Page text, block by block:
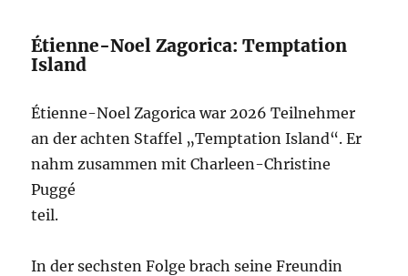
Étienne-Noel Zagorica: Temptation
Island
Étienne-Noel Zagorica war 2026 Teilnehmer
an der achten Staffel „Temptation Island“. Er
nahm zusammen mit Charleen-Christine
Puggé
teil.
In der sechsten Folge brach seine Freundin